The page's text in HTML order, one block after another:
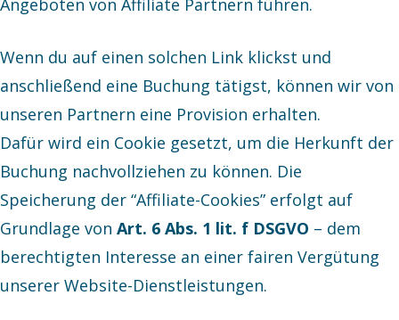
Angeboten von Affiliate Partnern führen.
Wenn du auf einen solchen Link klickst und
anschließend eine Buchung tätigst, können wir von
unseren Partnern eine Provision erhalten.
Dafür wird ein Cookie gesetzt, um die Herkunft der
Buchung nachvollziehen zu können. Die
Speicherung der “Affiliate-Cookies” erfolgt auf
Grundlage von Art. 6 Abs. 1 lit. f DSGVO – dem
berechtigten Interesse an einer fairen Vergütung
unserer Website-Dienstleistungen.